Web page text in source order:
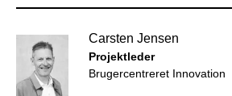
Carsten Jensen
Projektleder
Brugercentreret Innovation